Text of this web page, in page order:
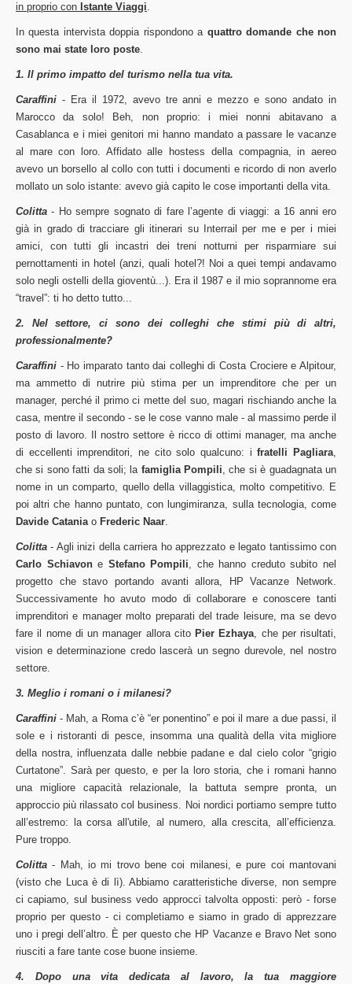
in proprio con Istante Viaggi.
In questa intervista doppia rispondono a quattro domande che non
sono mai state loro poste.
1. Il primo impatto del turismo nella tua vita.
Caraffini - Era il 1972, avevo tre anni e mezzo e sono andato in
Marocco da solo! Beh, non proprio: i miei nonni abitavano a
Casablanca e i miei genitori mi hanno mandato a passare le vacanze
al mare con loro. Affidato alle hostess della compagnia, in aereo
avevo un borsello al collo con tutti i documenti e ricordo di non averlo
mollato un solo istante: avevo già capito le cose importanti della vita.
Colitta - Ho sempre sognato di fare l’agente di viaggi: a 16 anni ero
già in grado di tracciare gli itinerari su Interrail per me e per i miei
amici, con tutti gli incastri dei treni notturni per risparmiare sui
pernottamenti in hotel (anzi, quali hotel?! Noi a quei tempi andavamo
solo negli ostelli della gioventù...). Era il 1987 e il mio soprannome era
“travel”: ti ho detto tutto...
2. Nel settore, ci sono dei colleghi che stimi più di altri,
professionalmente?
Caraffini - Ho imparato tanto dai colleghi di Costa Crociere e Alpitour,
ma ammetto di nutrire più stima per un imprenditore che per un
manager, perché il primo ci mette del suo, magari rischiando anche la
casa, mentre il secondo - se le cose vanno male - al massimo perde il
posto di lavoro. Il nostro settore è ricco di ottimi manager, ma anche
di eccellenti imprenditori, ne cito solo qualcuno: ifratelli Pagliara,
che si sono fatti da soli; la famiglia Pompili, che si è guadagnata un
nome in un comparto, quello della villaggistica, molto competitivo. E
poi altri che hanno puntato, con lungimiranza, sulla tecnologia, come
Davide Cataniao Frederic Naar.
Colitta - Agli inizi della carriera ho apprezzato e legato tantissimo con
Carlo Schiavone Stefano Pompili, che hanno creduto subito nel
progetto che stavo portando avanti allora, HP Vacanze Network.
Successivamente ho avuto modo di collaborare e conoscere tanti
imprenditori e manager molto preparati del trade leisure, ma se devo
fare il nome di un manager allora cito Pier Ezhaya, che per risultati,
vision e determinazione credo lascerà un segno durevole, nel nostro
settore.
3. Meglio i romani o i milanesi?
Caraffini - Mah, a Roma c’è “er ponentino” e poi il mare a due passi, il
sole e i ristoranti di pesce, insomma una qualità della vita migliore
della nostra, influenzata dalle nebbie padane e dal cielo color “grigio
Curtatone”. Sarà per questo, e per la loro storia, che i romani hanno
una migliore capacità relazionale, la battuta sempre pronta, un
approccio più rilassato col business. Noi nordici portiamo sempre tutto
all’estremo: la corsa all'utile, al numero, alla crescita, all’efficienza.
Pure troppo.
Colitta - Mah, io mi trovo bene coi milanesi, e pure coi mantovani
(visto che Luca è di lì). Abbiamo caratteristiche diverse, non sempre
ci capiamo, sul business vedo approcci talvolta opposti: però - forse
proprio per questo - ci completiamo e siamo in grado di apprezzare
uno i pregi dell’altro. È per questo che HP Vacanze e Bravo Net sono
riusciti a fare tante cose buone insieme.
4. Dopo una vita dedicata al lavoro, la tua maggiore